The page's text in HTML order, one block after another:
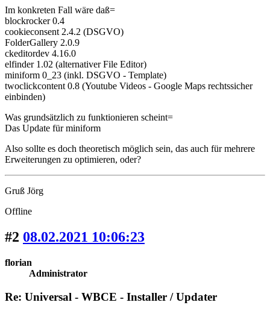
Im konkreten Fall wäre daß=
blockrocker 0.4
cookieconsent 2.4.2 (DSGVO)
FolderGallery 2.0.9
ckeditordev 4.16.0
elfinder 1.02 (alternativer File Editor)
miniform 0_23 (inkl. DSGVO - Template)
twoclickcontent 0.8 (Youtube Videos - Google Maps rechtssicher
einbinden)
Was grundsätzlich zu funktionieren scheint=
Das Update für miniform
Also sollte es doch theoretisch möglich sein, das auch für mehrere
Erweiterungen zu optimieren, oder?
Gruß Jörg
Offline
#2 08.02.2021 10:06:23
florian
Administrator
Re: Universal - WBCE - Installer / Updater